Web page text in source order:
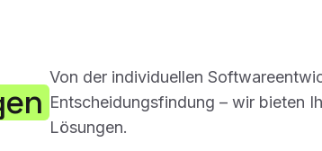
Von der individuellen
Entscheidungsfindung – wir bieten
Lösungen.